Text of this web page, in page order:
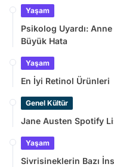
Yaşam
Psikolog Uyardı: Anne
Büyük Hata
Yaşam
En İyi Retinol Ürünleri
Genel Kültür
Jane Austen Spotify
Yaşam
Sivrisineklerin Bazı